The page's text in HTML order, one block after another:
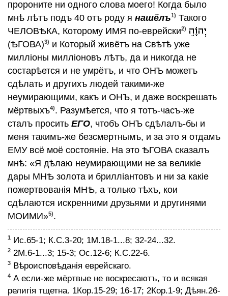
Сей Планетѣ
Посланiе въ общество теософiи Востока
и Запада
Коллурiй
Уничтожитель тьму
Указатель пути к безсмертiю
Разрушитель
Камень
Начало послѣдней битвы СВѢТА съ
тьмой
Второй ГЛАСЪ
Разсвѣтъ надъ Ерусалимомъ
Непрестанное Напоминанiе
Радостная Вѣсть
Свѣтъ от БОГА Святыхъ Пророковъ
Объявленiе отъ БОГА воскрешающаго
мертвыхъ
Вопросъ отрадный и животворящiй
Свѣтъ от БОГА Святыхъ Пророковъ въ
сей мiръ
Благовѣстiе отъ БОГА
Призывъ всѣхъ людей къ безсмертiю
пророните ни одного слова моего! Когда было
мнѣ лѣтъ подъ 40 отъ роду я нашёлъ1) Такого
ЧЕЛОВѢКА, Которому ИМЯ по-еврейски2)
(ѢГОВА)3) и Который живётъ на Свѣтѣ уже
миллiоны миллiоновъ лѣтъ, да и никогда не
состарѣется и не умрётъ, и что ОНЪ можетъ
сдѣлать и другихъ людей такими-же
неумирающими, какъ и ОНЪ, и даже воскрешать
мёртвыхъ4). Разумѣется, что я тотъ-часъ-же
сталъ просить ЕГО, чтобъ ОНЪ сдѣлалъ-бы и
меня такимъ-же безсмертнымъ, и за это я отдамъ
ЕМУ всё моё состоянiе. На это ѢГОВА сказалъ
мнѣ: «Я дѣлаю неумирающими не за великiе
дары МНѢ золота и бриллiантовъ и ни за какiе
пожертвованiя МНѢ, а только тѣхъ, кои
сдѣлаются искренними друзьями и другинями
МОИМИ»5).
1 Ис.65-1; К.С.3-20; 1М.18-1...8; 32-24...32.
2 2М.6-1...3; 15-3; Ос.12-6; К.С.22-6.
3 Вѣроисповѣданiя еврейскаго.
4 А если-же мёртвые не воскресаютъ, то и всякая
религiя тщетна. 1Кор.15-29; 16-17; 2Кор.1-9; Дѣян.26-